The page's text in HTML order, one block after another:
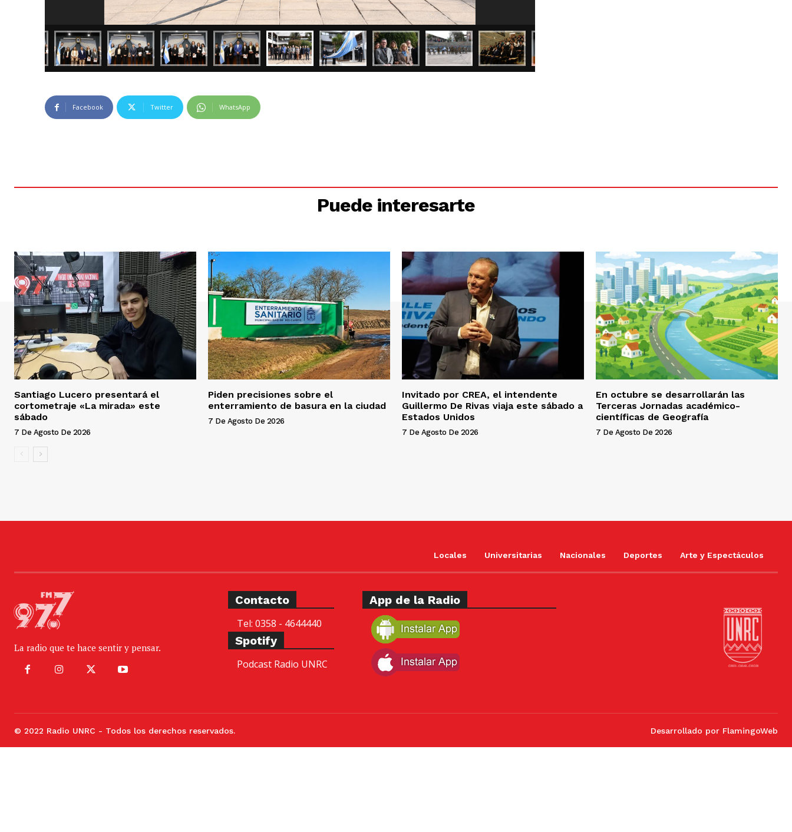
Facebook Twitter WhatsApp
Puede interesarte
Santiago Lucero presentará el
cortometraje «La mirada» este
sábado
7 De Agosto De 2026
Piden precisiones sobre el
enterramiento de basura en la ciudad
7 De Agosto De 2026
Invitado por CREA, el intendente
Guillermo De Rivas viaja este sábado a
Estados Unidos
7 De Agosto De 2026
En octubre se desarrollarán las
Terceras Jornadas académico-
científicas de Geografía
7 De Agosto De 2026
Locales Universitarias Nacionales Deportes Arte y Espectáculos
La radio que te hace sentir y pensar.
Contacto
Tel: 0358 - 4644440
Spotify
Podcast Radio UNRC
App de la Radio
© 2022 Radio UNRC - Todos los derechos reservados. Desarrollado por FlamingoWeb